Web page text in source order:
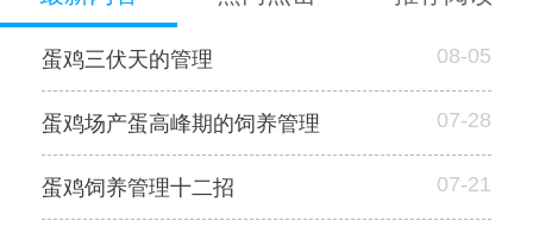
蛋鸡三伏天的管理 08-05
蛋鸡场产蛋高峰期的饲养管理 07-28
蛋鸡饲养管理十二招 07-21